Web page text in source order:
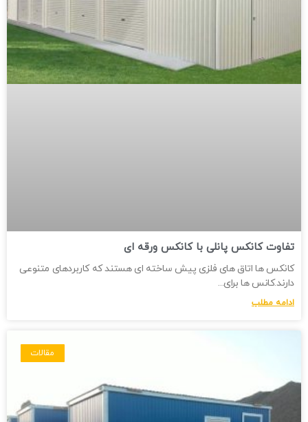
تفاوت کانکس پانلی با کانکس ورقه ای
کانکس ها اتاق های فلزی پیش ساخته ای هستند که کاربردهای متنوعی
دارند.کانس ها برای
ادامه مطلب
مقالات